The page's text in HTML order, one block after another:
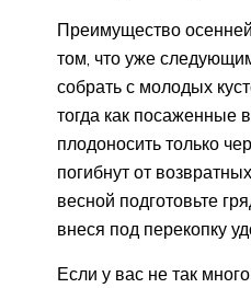
Преимущество
том, что уже
собрать с молодых
тогда как посаженные
плодоносить только
погибнут от
весной подготовьте
внеся под перекопку
Если у вас не так